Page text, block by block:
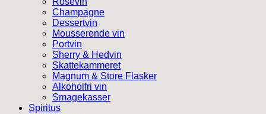
Champagne
Dessertvin
Mousserende vin
Portvin
Sherry & Hedvin
Skattekammeret
Magnum & Store Flasker
Alkoholfri vin
Smagekasser
Spiritus